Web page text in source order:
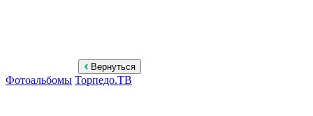
Вернуться
Фотоальбомы Торпедо.ТВ